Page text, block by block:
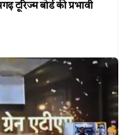
टूरिज्म बोर्ड की प्रभावी